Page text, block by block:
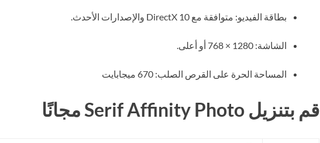
بطاقة الفيديو: متوافقة مع DirectX 10 والإصدارات الأحدث.
الشاشة: 1280 × 768 أو أعلى.
المساحة الحرة على القرص الصلب: 670 ميجابايت
قم بتنزيل Serif Affinity Photo مجانًا